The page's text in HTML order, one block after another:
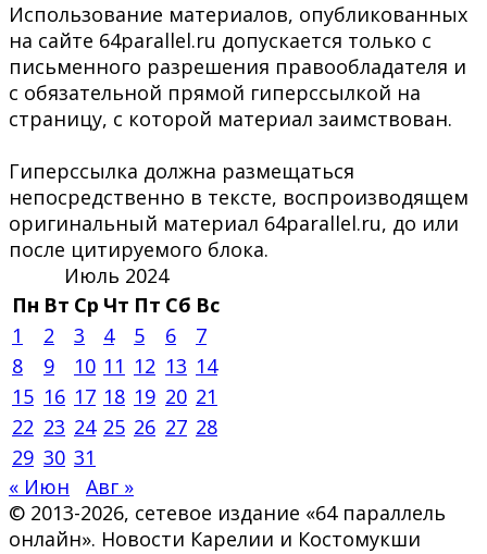
Использование материалов, опубликованных
на сайте 64parallel.ru допускается только с
письменного разрешения правообладателя и
с обязательной прямой гиперссылкой на
страницу, с которой материал заимствован.
Гиперссылка должна размещаться
непосредственно в тексте, воспроизводящем
оригинальный материал 64parallel.ru, до или
после цитируемого блока.
Июль 2024
Пн Вт Ср Чт Пт Сб Вс
1
2 3 4 5 6
7
8
9 10 11 12 13 14
15 16 17 18 19 20 21
22 23 24 25 26 27 28
29 30 31
« Июн
Авг »
© 2013-2026, сетевое издание «64 параллель
онлайн». Новости Карелии и Костомукши